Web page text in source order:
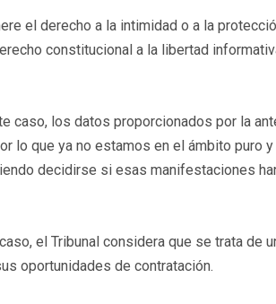
el derecho a la intimidad o a la
constitucional a la libertad
caso, los datos proporcionados por la
lo que ya no estamos en el ámbito puro
decidirse si esas manifestaciones
el Tribunal considera que se trata de
oportunidades de contratación.